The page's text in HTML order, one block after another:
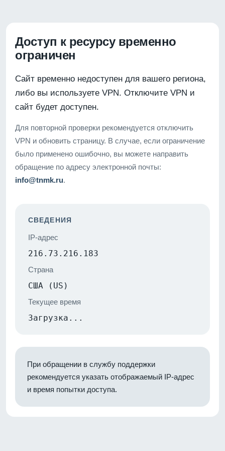
Доступ к ресурсу временно
ограничен
Сайт временно недоступен для вашего региона,
либо вы используете VPN. Отключите VPN и
сайт будет доступен.
Для повторной проверки рекомендуется отключить
VPN и обновить страницу. В случае, если ограничение
было применено ошибочно, вы можете направить
обращение по адресу электронной почты:
info@tnmk.ru.
СВЕДЕНИЯ
IP-адрес
216.73.216.183
Страна
США (US)
Текущее время
Загрузка...
При обращении в службу поддержки
рекомендуется указать отображаемый IP-адрес
и время попытки доступа.